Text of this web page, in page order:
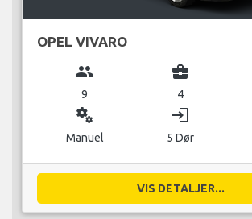
OPEL VIVARO
group
9
business_center
4
miscellaneous_services
Manuel
login
5 Dør
VIS DETALJER...